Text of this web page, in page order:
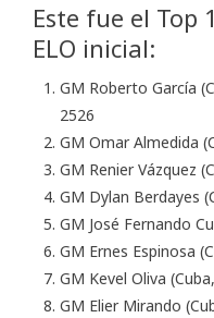
Este fue el Top
ELO inicial:
GM Roberto García
2526
GM Omar Almedida
GM Renier Vázquez
GM Dylan Berdayes
GM José Fernando
GM Ernes Espinosa
GM Kevel Oliva
GM Elier Mirando